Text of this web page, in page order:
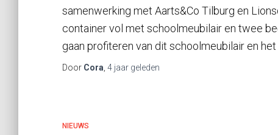
samenwerking met Aarts&Co Tilburg en
container vol met schoolmeubilair en twee
gaan profiteren van dit schoolmeubilair en
Door Cora 4 jaar geleden
NIEUWS